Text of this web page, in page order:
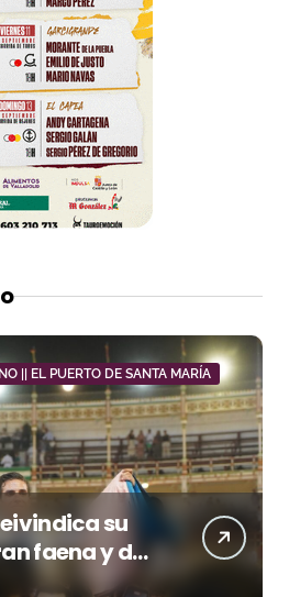
|| EL PUERTO DE SANTA MARÍA
su
faena y dos